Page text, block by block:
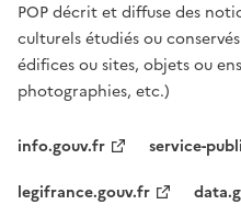
POP décrit et diffuse des
culturels étudiés ou
édifices ou sites, objets ou
photographies, etc.)
info.gouv.fr
service-
legifrance.gouv.fr